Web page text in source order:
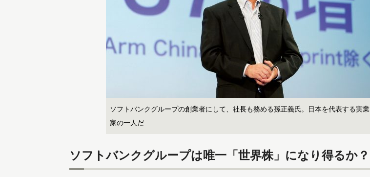
ソフトバンクグループの創業者にして、社長も務める孫正義氏。日本を代表する実業
家の一人だ
ソフトバンクグループは唯一「世界株」になり得るか？